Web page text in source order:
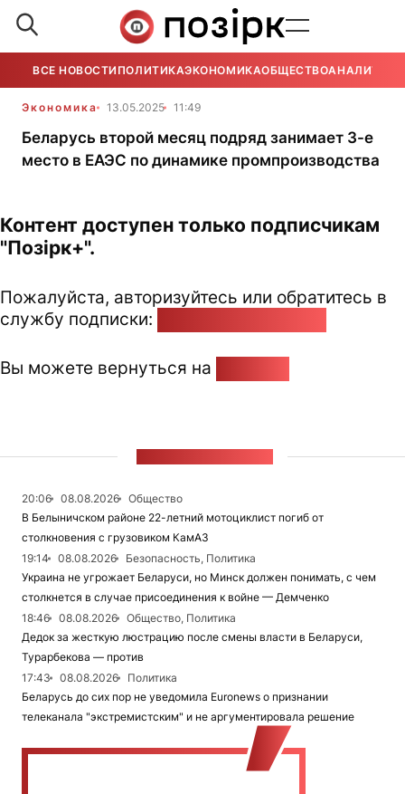
ВСЕ НОВОСТИ ПОЛИТИКАЭКОНОМИКАОБЩЕСТВОАНАЛИТИКА
Экономика 13.05.2025 11:49
Беларусь второй месяц подряд занимает 3-е
место в ЕАЭС по динамике промпроизводства
Контент доступен только подписчикам
"Позірк+".
Пожалуйста, авторизуйтесь или обратитесь в
службу подписки:
Вы можете вернуться на
20:06 08.08.2026
Общество
В Белыничском районе 22-летний мотоциклист погиб от
столкновения с грузовиком КамАЗ
19:14
08.08.2026
Безопасность, Политика
Украина не угрожает Беларуси, но Минск должен понимать, с чем
столкнется в случае присоединения к войне — Демченко
18:46
08.08.2026
Общество, Политика
Дедок за жесткую люстрацию после смены власти в Беларуси,
Турарбекова — против
17:43
08.08.2026
Политика
Беларусь до сих пор не уведомила Euronews о признании
телеканала "экстремистским" и не аргументировала решение